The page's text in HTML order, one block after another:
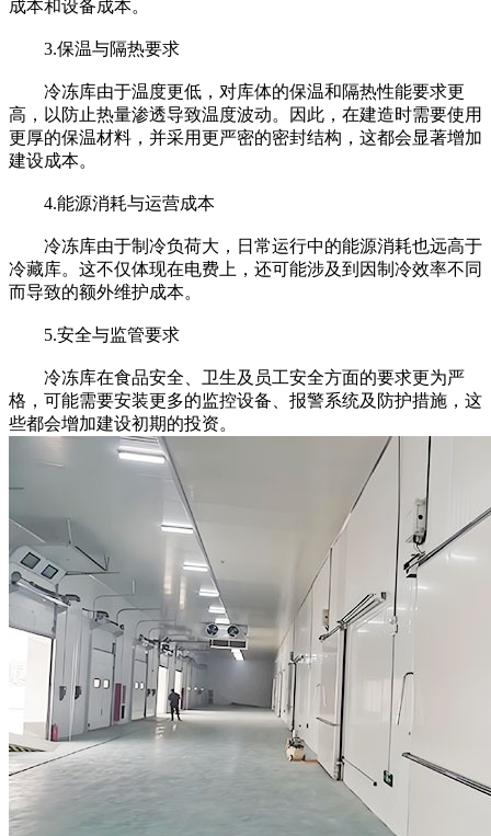
成本和设备成本。
3.保温与隔热要求
冷冻库由于温度更低，对库体的保温和隔热性能要求更
高，以防止热量渗透导致温度波动。因此，在建造时需要使用
更厚的保温材料，并采用更严密的密封结构，这都会显著增加
建设成本。
4.能源消耗与运营成本
冷冻库由于制冷负荷大，日常运行中的能源消耗也远高于
冷藏库。这不仅体现在电费上，还可能涉及到因制冷效率不同
而导致的额外维护成本。
5.安全与监管要求
冷冻库在食品安全、卫生及员工安全方面的要求更为严
格，可能需要安装更多的监控设备、报警系统及防护措施，这
些都会增加建设初期的投资。